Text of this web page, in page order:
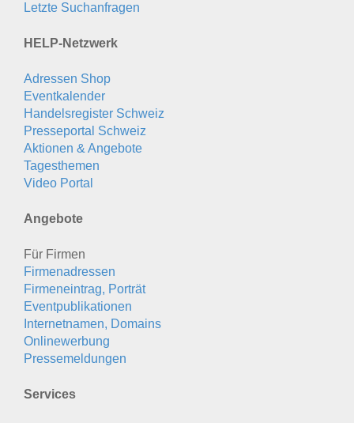
Letzte Suchanfragen
HELP-Netzwerk
Adressen Shop
Eventkalender
Handelsregister Schweiz
Presseportal Schweiz
Aktionen & Angebote
Tagesthemen
Video Portal
Angebote
Für Firmen
Firmenadressen
Firmeneintrag, Porträt
Eventpublikationen
Internetnamen, Domains
Onlinewerbung
Pressemeldungen
Services